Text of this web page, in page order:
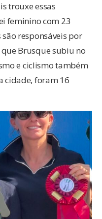
trouxe essas
feminino com 23
responsáveis por
que Brusque subiu no
e ciclismo também
cidade, foram 16